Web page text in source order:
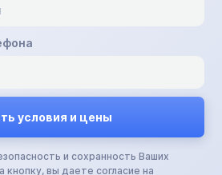
и сохранность Ваших
вы даете согласие на